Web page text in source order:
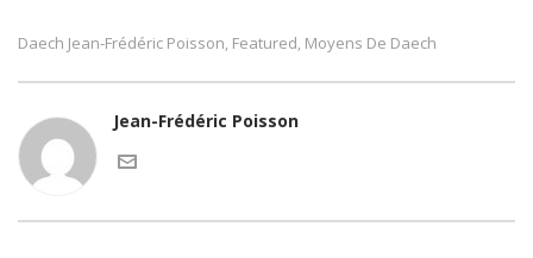
Daech Jean-Frédéric Poisson, Featured, Moyens De Daech
Jean-Frédéric Poisson